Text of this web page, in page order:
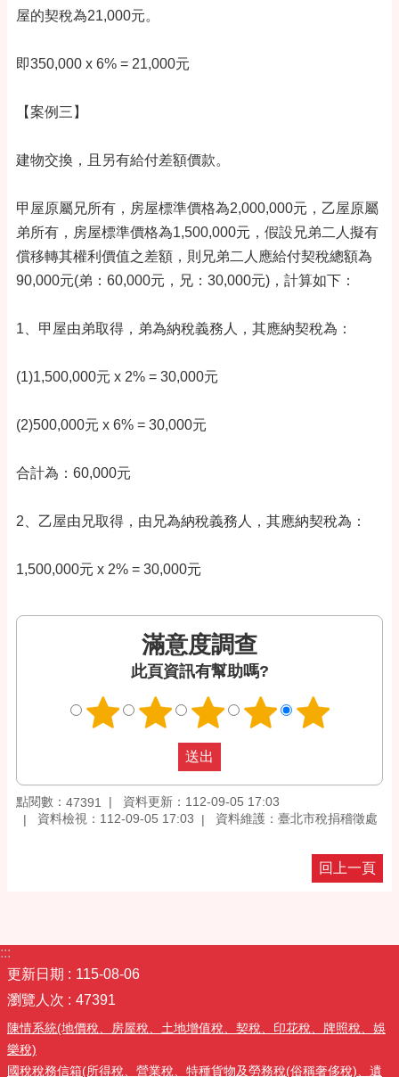
屋的契稅為21,000元。
即350,000 x 6% = 21,000元
【案例三】
建物交換，且另有給付差額價款。
甲屋原屬兄所有，房屋標準價格為2,000,000元，乙屋原屬
弟所有，房屋標準價格為1,500,000元，假設兄弟二人擬有
償移轉其權利價值之差額，則兄弟二人應給付契稅總額為
90,000元(弟：60,000元，兄：30,000元)，計算如下：
1、甲屋由弟取得，弟為納稅義務人，其應納契稅為：
(1)1,500,000元 x 2% = 30,000元
(2)500,000元 x 6% = 30,000元
合計為：60,000元
2、乙屋由兄取得，由兄為納稅義務人，其應納契稅為：
1,500,000元 x 2% = 30,000元
滿意度調查
此頁資訊有幫助嗎?
點閱數： 47391
資料更新：112-09-05 17:03
資料檢視：112-09-05 17:03
資料維護：臺北市稅捐稽徵處
回上一頁
:::
更新日期
115-08-06
瀏覽人次
47391
陳情系統(地價稅、房屋稅、土地增值稅、契稅、印花稅、牌照稅、娛
樂稅)
國稅稅務信箱(所得稅、營業稅、特種貨物及勞務稅(俗稱奢侈稅)、遺